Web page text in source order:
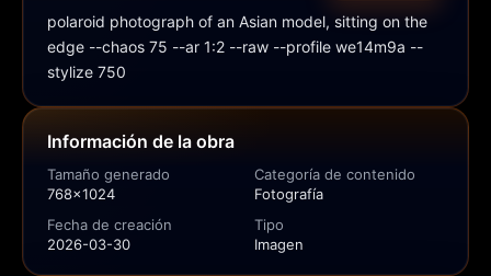
polaroid photograph of an Asian model, sitting on the
edge --chaos 75 --ar 1:2 --raw --profile we14m9a --
stylize 750
Información de la obra
Tamaño generado
768x1024
Categoría de contenido
Fotografía
Fecha de creación
2026-03-30
Tipo
Imagen